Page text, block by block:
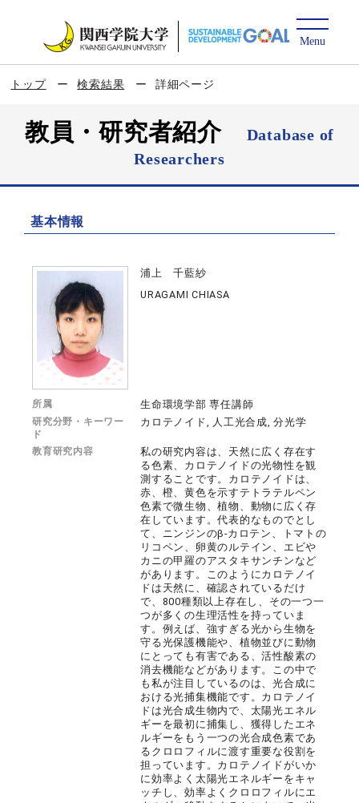
トップ 検索結果 詳細ページ
教員・研究者紹介
Database of
Researchers
基本情報
浦上 千藍紗
URAGAMI CHIASA
所属 生命環境学部 専任講師
研究分野・キーワー
ド
カロテノイド, 人工光合成, 分光学
教育研究内容
私の研究内容は、天然に広く存在す
る色素、カロテノイドの光物性を観
測することです。カロテノイドは、
赤、橙、黄色を示すテトラテルペン
色素で微生物、植物、動物に広く存
在しています。代表的なものでとし
て、ニンジンのβ-カロテン、トマトの
リコペン、卵黄のルテイン、エビや
カニの甲羅のアスタキサンチンなど
があります。このようにカロテノイ
ドは天然に、確認されているだけ
で、800種類以上存在し、その一つ一
つが多くの生理活性を持っていま
す。例えば、強すぎる光から生物を
守る光保護機能や、植物並びに動物
にとっても有害である、活性酸素の
消去機能などがあります。この中で
も私が注目しているのは、光合成に
おける光捕集機能です。カロテノイ
ドは光合成生物内で、太陽光エネル
ギーを最初に捕集し、獲得したエネ
ルギーをもう一つの光合成色素であ
るクロロフィルに渡す重要な役割を
担っています。カロテノイドがいか
に効率よく太陽光エネルギーをキャ
ッチし、効率よくクロロフィルにエ